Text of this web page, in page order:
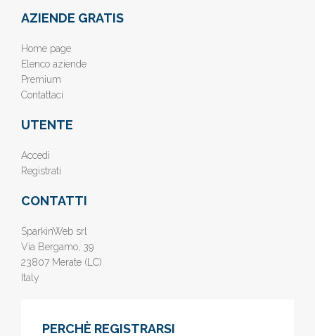
AZIENDE GRATIS
Home page
Elenco aziende
Premium
Contattaci
UTENTE
Accedi
Registrati
CONTATTI
SparkinWeb srl
Via Bergamo, 39
23807 Merate (LC)
Italy
PERCHÈ REGISTRARSI